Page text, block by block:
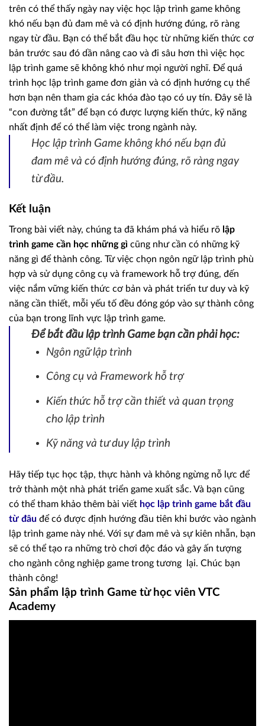
trên có thể thấy ngày nay việc học lập trình game không
khó nếu bạn đủ đam mê và có định hướng đúng, rõ ràng
ngay từ đầu. Bạn có thể bắt đầu học từ những kiến thức cơ
bản trước sau đó dần nâng cao và đi sâu hơn thì việc học
lập trình game sẽ không khó như mọi người nghĩ. Để quá
trình học lập trình game đơn giản và có định hướng cụ thể
hơn bạn nên tham gia các khóa đào tạo có uy tín. Đây sẽ là
“con đường tắt” để bạn có được lượng kiến thức, kỹ năng
nhất định để có thể làm việc trong ngành này.
Học lập trình Game không khó nếu bạn đủ
đam mê và có định hướng đúng, rõ ràng ngay
từ đầu.
Kết luận
Trong bài viết này, chúng ta đã khám phá và hiểu rõ lập
trình game cần học những gì cũng như cần có những kỹ
năng gì để thành công. Từ việc chọn ngôn ngữ lập trình phù
hợp và sử dụng công cụ và framework hỗ trợ đúng, đến
việc nắm vững kiến thức cơ bản và phát triển tư duy và kỹ
năng cần thiết, mỗi yếu tố đều đóng góp vào sự thành công
của bạn trong lĩnh vực lập trình game.
Để bắt đầu lập trình Game bạn cần phải học:
Ngôn ngữ lập trình
Công cụ và Framework hỗ trợ
Kiến thức hỗ trợ cần thiết và quan trọng
cho lập trình
Kỹ năng và tư duy lập trình
Hãy tiếp tục học tập, thực hành và không ngừng nỗ lực để
trở thành một nhà phát triển game xuất sắc. Và bạn cũng
có thể tham khảo thêm bài viết học lập trình game bắt đầu
từ đâu để có được định hướng đầu tiên khi bước vào ngành
lập trình game này nhé. Với sự đam mê và sự kiên nhẫn, bạn
sẽ có thể tạo ra những trò chơi độc đáo và gây ấn tượng
cho ngành công nghiệp game trong tương lại. Chúc bạn
thành công!
Sản phẩm lập trình Game từ học viên VTC
Academy